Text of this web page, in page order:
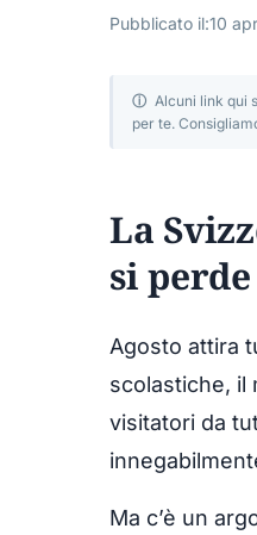
Pubblicato il:10
ⓘ Alcuni link qui
per te.
La
si perde
Agosto attira
scolastiche, il
visitatori da
Ma c’è un